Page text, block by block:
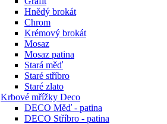
Hnědý brokát
Chrom
Krémový brokát
Mosaz
Mosaz patina
Stará měď
Staré stříbro
Staré zlato
Krbové mřížky Deco
DECO Měď - patina
DECO Stříbro - patina